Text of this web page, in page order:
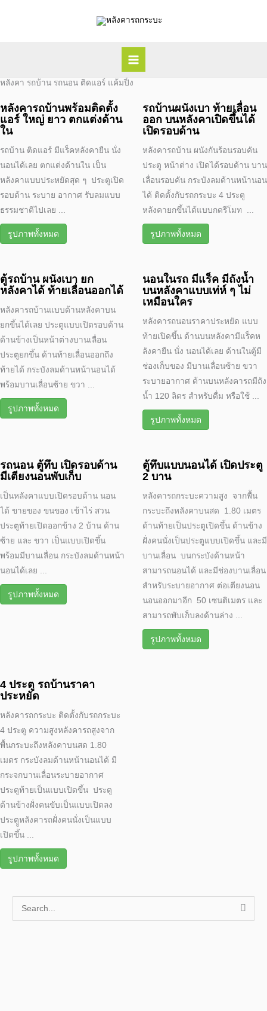
หลังคา รถบ้าน รถนอน ติดแอร์ แค้มปิ้ง
หลังคารถบ้านพร้อมติดตั้ง
แอร์ ใหญ่ ยาว ตกแต่งด้าน
ใน
รถบ้าน ติดแอร์ มีแร็คหลังคายืน นั่ง
นอนได้เลย ตกแต่งด้านใน เป็น
หลังคาแบบประหยัดสุด ๆ ประตูเปิด
รอบด้าน ระบาย อากาศ รับลมแบบ
ธรรมชาติไปเลย ...
รูปภาพทั้งหมด
รถบ้านผนังเบา ท้ายเลื่อน
ออก บนหลังคาเปิดขึ้นได้
เปิดรอบด้าน
หลังคารถบ้าน ผนังกันร้อนรอบคัน
ประตู หน้าต่าง เปิดได้รอบด้าน บาน
เลื่อนรอบคัน กระบังลมด้านหน้านอน
ได้ ติดตั้งกับรถกระบะ 4 ประตู
หลังคายกขึ้นได้แบบกดรีโมท ...
รูปภาพทั้งหมด
ตู้รถบ้าน ผนังเบา ยก
หลังคาได้ ท้ายเลื่อนออกได้
หลังคารถบ้านแบบด้านหลังคาบน
ยกขึ้นได้เลย ประตูแบบเปิดรอบด้าน
ด้านข้างเป็นหน้าต่างบานเลื่อน
ประตูยกขึ้น ด้านท้ายเลื่อนออกถึง
ท้ายได้ กระบังลมด้านหน้านอนได้
พร้อมบานเลื่อนซ้าย ขวา ...
รูปภาพทั้งหมด
นอนในรถ มีแร็ค มีถังน้ำ
บนหลังคาแบบเท่ห์ ๆ ไม่
เหมือนใคร
หลังคารถนอนราคาประหยัด แบบ
ท้ายเปิดขึ้น ด้านบนหลังคามีแร็คห
ลังคายืน นั่ง นอนได้เลย ด้านในตู้มี
ช่องเก็บของ มีบานเลื่อนซ้าย ขวา
ระบายอากาศ ด้านบนหลังคารถมีถัง
น้ำ 120 ลิตร สำหรับดื่ม หรือใช้ ...
รูปภาพทั้งหมด
รถนอน ตู้ทึบ เปิดรอบด้าน
มีเตียงนอนพับเก็บ
เป็นหลังคาแบบเปิดรอบด้าน นอน
ได้ ขายของ ขนของ เข้าไร่ สวน
ประตูท้ายเปิดออกข้าง 2 บ้าน ด้าน
ซ้าย และ ขวา เป็นแบบเปิดขึ้น
พร้อมมีบานเลื่อน กระบังลมด้านหน้า
นอนได้เลย ...
รูปภาพทั้งหมด
ตู้ทึบแบบนอนได้ เปิดประตู
2 บาน
หลังคารถกระบะความสูง จากพื้น
กระบะถึงหลังคาบนสด 1.80 เมตร
ด้านท้ายเป็นประตูเปิดขึ้น ด้านข้าง
ฝั่งคนนั่งเป็นประตูแบบเปิดขึ้น และมี
บานเลื่อน บนกระบังด้านหน้า
สามารถนอนได้ และมีช่องบานเลื่อน
สำหรับระบายอากาศ ต่อเตียงนอน
นอนออกมาอีก 50 เซนติเมตร และ
สามารถพับเก็บลงด้านล่าง ...
รูปภาพทั้งหมด
4 ประตู รถบ้านราคา
ประหยัด
หลังคารถกระบะ ติดตั้งกับรถกระบะ
4 ประตู ความสูงหลังคารถสูงจาก
พื้นกระบะถึงหลังคาบนสด 1.80
เมตร กระบังลมด้านหน้านอนได้ มี
กระจกบานเลื่อนระบายอากาศ
ประตูท้ายเป็นแบบเปิดขึ้น ประตู
ด้านข้างฝั่งคนขับเป็นแบบเปิดลง
ประตููหลังคารถฝั่งคนนั่งเป็นแบบ
เปิดขึ้น ...
รูปภาพทั้งหมด